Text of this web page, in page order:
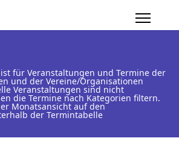
für Veranstaltungen und Termine der
und der Vereine/Organisationen
Veranstaltungen sind nicht
die Termine nach Kategorien filtern.
Monatsansicht auf den
der Termintabelle